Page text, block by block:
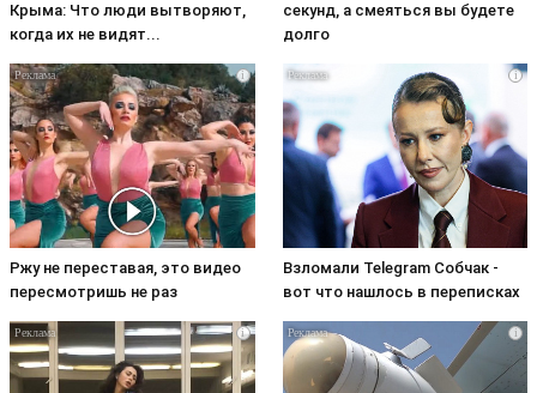
Крыма: Что люди вытворяют,
когда их не видят...
секунд, а смеяться вы будете
долго
i
Ржу не переставая, это видео
пересмотришь не раз
i
Взломали Telegram Собчак -
вот что нашлось в переписках
i i